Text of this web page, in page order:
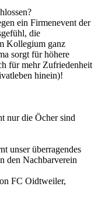
ein Firmenevent der
die
Kollegium ganz
sorgt für höhere
für mehr Zufriedenheit
hinein)!
nur die Öcher sind
unser überragendes
den Nachbarverein
FC Oidtweiler,